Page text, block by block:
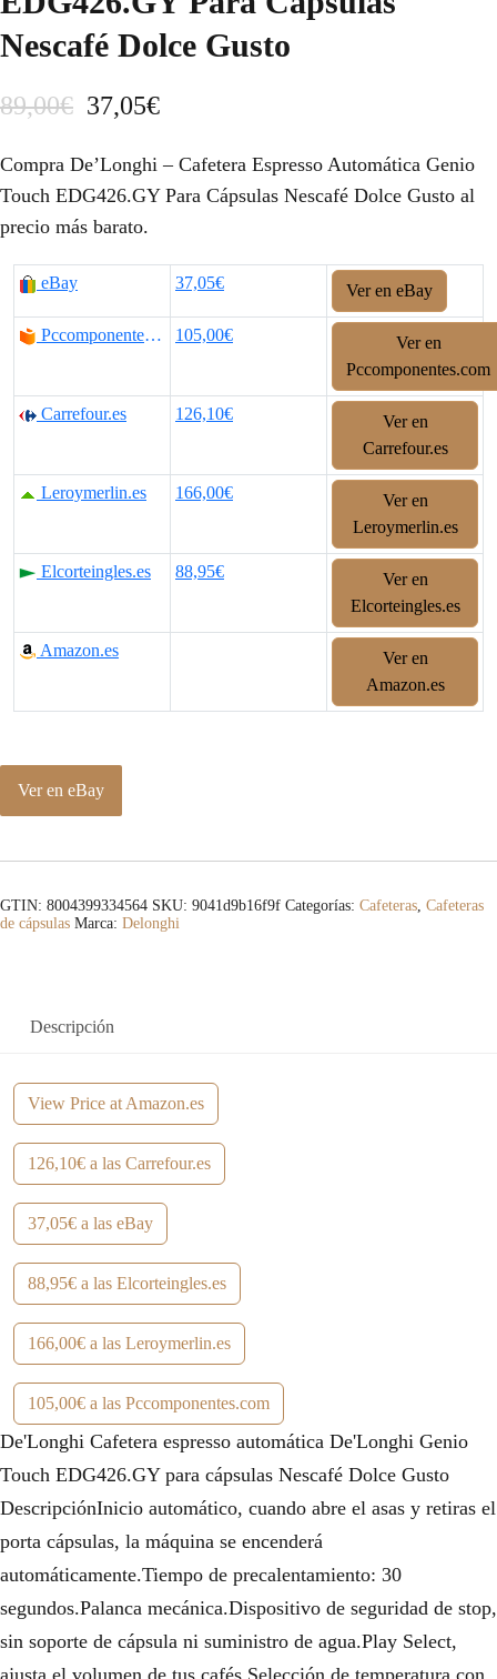
Nescafé Dolce Gusto
89,00€ E
p
r
e
c
o
r
g
n
r
a
:
,
0
€
.
37,05€E
p
e
c
o
c
7
,
Compra De’Longhi – Cafetera Espresso Automática Genio
Touch EDG426.GY Para Cápsulas Nescafé Dolce Gusto al
precio más barato.
eBay 37,05€ Ver en eBay
Pccomponentes.com 105,00€
Ver en
Pccomponentes.com
Carrefour.es 126,10€
Ver en
Carrefour.es
Leroymerlin.es 166,00€
Ver en
Leroymerlin.es
Elcorteingles.es 88,95€
Ver en
Elcorteingles.es
Amazon.es
Ver en
Amazon.es
Ver en eBay
GTIN: 8004399334564 SKU: 9041d9b16f9f Categorías: Cafeteras, Cafeteras
de cápsulas Marca: Delonghi
Descripción
View Price at Amazon.es
126,10€ a las Carrefour.es
37,05€ a las eBay
88,95€ a las Elcorteingles.es
166,00€ a las Leroymerlin.es
105,00€ a las Pccomponentes.com
De'Longhi Cafetera espresso automática De'Longhi Genio
Touch EDG426.GY para cápsulas Nescafé Dolce Gusto
DescripciónInicio automático, cuando abre el asas y retiras el
porta cápsulas, la máquina se encenderá
automáticamente.Tiempo de precalentamiento: 30
segundos.Palanca mecánica.Dispositivo de seguridad de stop,
sin soporte de cápsula ni suministro de agua.Play Select,